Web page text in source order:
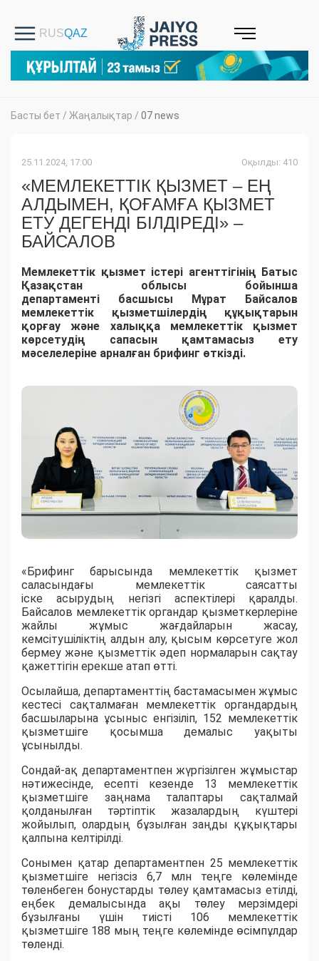
Басты бет / Жаңалықтар / 07 news
25.11.2024, 17:00 Оқылды: 410
«МЕМЛЕКЕТТІК ҚЫЗМЕТ – ЕҢ
АЛДЫМЕН, ҚОҒАМҒА ҚЫЗМЕТ
ЕТУ ДЕГЕНДІ БІЛДІРЕДІ» –
БАЙСАЛОВ
Мемлекеттік қызмет істері агенттігінің Батыс
Қазақстан
облысы
бойынша
департаменті басшысы Мұрат Байсалов
мемлекеттік қызметшілердің
құқықтарын
қорғаужәне халыққа мемлекеттік
қызмет
көрсетудің сапасын қамтамасыз
ету
мәселелеріне арналған брифинг өткізді.
«Брифингбарысында мемлекеттік
қызмет
саласындағы мемлекеттік
саясатты
іскеасырудың негізгі аспектілері қаралды.
Байсалов мемлекеттік органдар қызметкерлеріне
жайлы
жұмыс жағдайларын жасау,
кемсітушіліктің алдын алу, қысым көрсетуге жол
бермеу және қызметтік әдеп нормаларын сақтау
қажеттігін ерекше атап өтті.
Осылайша, департаменттің бастамасымен жұмыс
кестесі сақталмаған мемлекеттік органдардың
басшыларына ұсыныс енгізіліп, 152 мемлекеттік
қызметшіге қосымша демалыс уақыты
ұсынылды.
Сондай-ақ департаментпен жүргізілген жұмыстар
нәтижесінде, есепті кезенде 13 мемлекеттік
қызметшіге заңнама талаптары сақталмай
қолданылған тәртіптік жазалардың күштері
жойылып, олардың бұзылған заңды құқықтары
қалпына келтірілді.
Сонымен қатар департаментпен 25 мемлекеттік
қызметшіге негізсіз 6,7 млн теңге көлемінде
төленбеген бонустарды төлеу қамтамасыз етілді,
еңбек демалысында ақы төлеу мерзімдері
бұзылғаны үшін тиісті 106 мемлекеттік
қызметшіге 188 мың теңге көлемінде өсімпұлдар
төленді.